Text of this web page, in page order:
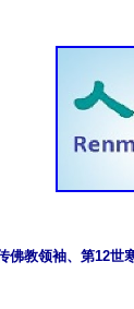
佛教领袖、第12世